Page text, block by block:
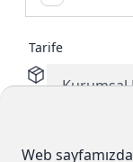
Tarife
Web